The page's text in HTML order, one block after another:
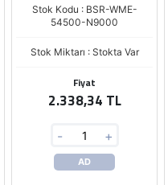
Stok Kodu : BSR-WME-
54500-N9000
Stok Miktarı : Stokta Var
Fiyat
2.338,34 TL
- +
AD